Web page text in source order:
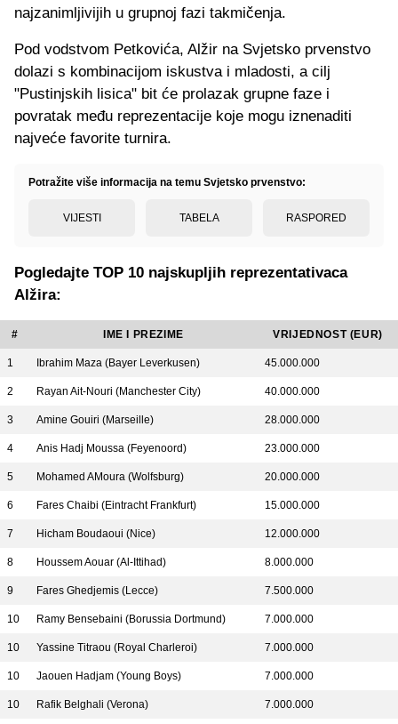
najzanimljivijih u grupnoj fazi takmičenja.
Pod vodstvom Petkovića, Alžir na Svjetsko prvenstvo
dolazi s kombinacijom iskustva i mladosti, a cilj
"Pustinjskih lisica" bit će prolazak grupne faze i
povratak među reprezentacije koje mogu iznenaditi
najveće favorite turnira.
Potražite više informacija na temu Svjetsko prvenstvo:
VIJESTI TABELA RASPORED
Pogledajte TOP 10 najskupljih reprezentativaca
Alžira:
# IME I PREZIME VRIJEDNOST (EUR)
1 Ibrahim Maza (Bayer Leverkusen) 45.000.000
2 Rayan Ait-Nouri (Manchester City) 40.000.000
3 Amine Gouiri (Marseille) 28.000.000
4 Anis Hadj Moussa (Feyenoord) 23.000.000
5 Mohamed AMoura (Wolfsburg) 20.000.000
6 Fares Chaibi (Eintracht Frankfurt) 15.000.000
7 Hicham Boudaoui (Nice) 12.000.000
8 Houssem Aouar (Al-Ittihad) 8.000.000
9 Fares Ghedjemis (Lecce) 7.500.000
10 Ramy Bensebaini (Borussia Dortmund) 7.000.000
10 Yassine Titraou (Royal Charleroi) 7.000.000
10 Jaouen Hadjam (Young Boys) 7.000.000
10 Rafik Belghali (Verona) 7.000.000